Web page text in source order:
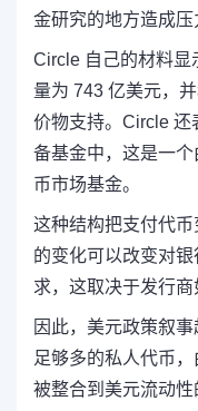
金研究的地方造成压
Circle 自己的材料显
量为 743 亿美元，
价物支持。Circle 还
备基金中，这是一
币市场基金。
这种结构把支付代
的变化可以改变对
求，这取决于发行商
因此，美元政策叙
足够多的私人代币
被整合到美元流动性